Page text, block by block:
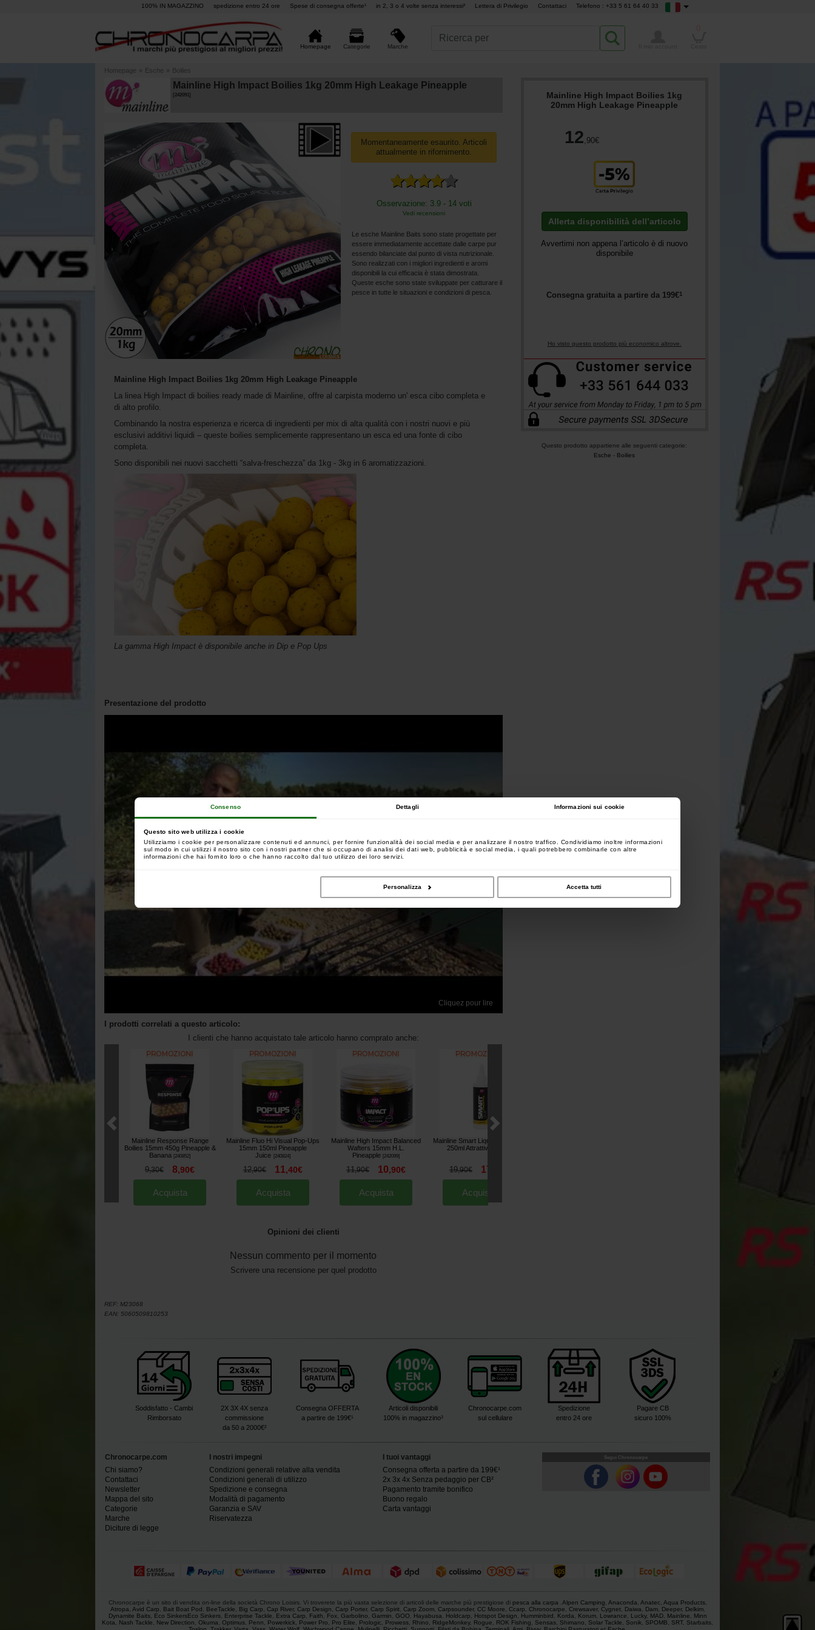
Consenso Dettagli Informazioni sui cookie
Questo sito web utilizza i cookie
Utilizziamo i cookie per personalizzare contenuti ed annunci, per fornire funzionalità dei social media e per analizzare il nostro traffico. Condividiamo inoltre informazioni
sul modo in cui utilizzi il nostro sito con i nostri partner che si occupano di analisi dei dati web, pubblicità e social media, i quali potrebbero combinarle con altre
informazioni che hai fornito loro o che hanno raccolto dal tuo utilizzo dei loro servizi.
Personalizza Accetta tutti
100% IN MAGAZZINO spedizione entro 24 ore Spese di consegna offerte¹ in 2, 3 o 4 volte senza interessi² Lettera di Privilegio Contattaci Telefono : +33 5 61 64 40 33
Homepage Categorie Marche
Homepage » Esche » Boilies
Mainline High Impact Boilies 1kg 20mm High Leakage Pineapple
242091]
Momentaneamente esaurito. Articoli
attualmente in rifornimento.
Osservazione: 3.9 - 14 voti
Vedi recensioni
Le esche Mainline Baits sono state progettate per
essere immediatamente accettate dalle carpe pur
essendo bilanciate dal punto di vista nutrizionale.
Sono realizzati con i migliori ingredienti e aromi
disponibili la cui efficacia è stata dimostrata.
Queste esche sono state sviluppate per catturare il
pesce in tutte le situazioni e condizioni di pesca.
Mainline High Impact Boilies 1kg
20mm High Leakage Pineapple
12,90€
Allerta disponibilità dell’articolo
Avvertimi non appena l’articolo è di nuovo
disponibile
Consegna gratuita a partire da 199€1
Ho visto questo prodotto più economico altrove.
Questo prodotto appartiene alle seguenti categorie:
Esche - Boilies
Mainline High Impact Boilies 1kg 20mm High Leakage Pineapple
La linea High Impact di boilies ready made di Mainline, offre al carpista moderno un' esca cibo completa e
di alto profilo.
Combinando la nostra esperienza e ricerca di ingredienti per mix di alta qualità con i nostri nuovi e più
esclusivi additivi liquidi – queste boilies semplicemente rappresentano un esca ed una fonte di cibo
completa.
Sono disponibili nei nuovi sacchetti “salva-freschezza” da 1kg - 3kg in 6 aromatizzazioni.
La gamma High Impact è disponibile anche in Dip e Pop Ups
Presentazione del prodotto
Cliquez pour lire
I prodotti correlati a questo articolo:
I clienti che hanno acquistato tale articolo hanno comprato anche:
Mainline Response Range
Boilies 15mm 450g Pineapple &
Banana
[240852]
9,30€ 8,90€
Acquista
Mainline Fluo Hi Visual Pop-Ups
15mm 150ml Pineapple
Juice
240824]
12,90€ 11,40€
Acquista
Mainline High Impact Balanced
Wafters 15mm H.L.
Pineapple [242099]
11,90€ 10,90€
Acquista
Mainline Smart Liquid Pineapple
250ml Attrattivo
19,90€ 17
Acquista
Opinioni dei clienti
Nessun commento per il momento
Scrivere una recensione per quel prodotto
REF: M23068
EAN: 5060509810253
Soddisfatto - Cambi
Rimborsato
2X 3X 4X senza
commissione
da 50 a 2000€²
Consegna OFFERTA
a partire de 199€¹
Articoli disponibili
100% in magazzino³
Chronocarpe.com
sul cellulare
Spedizione
entro 24 ore
Pagare CB
sicuro 100%
Chronocarpe.com
Chi siamo?
Contattaci
Newsletter
Mappa del sito
Categorie
Marche
Diciture di legge
I nostri impegni
Condizioni generali relative alla vendita
Condizioni generali di utilizzo
Spedizione e consegna
Modalità di pagamento
Garanzia e SAV
Riservatezza
I tuoi vantaggi
Consegna offerta a partire da 199€¹
2x 3x 4x Senza pedaggio per CB²
Pagamento tramite bonifico
Buono regalo
Carta vantaggi
Segui Chronocarpe
Chronocarpe è un sito di vendita on-line della società Chrono Loisirs. Vi troverete la più vasta selezione di articoli delle marche più prestigiose di pesca alla carpa .Alpen Camping, Anaconda, Anatec, Aqua Products,
Atropa, Avid Carp, Bait Boat Pod , BeeTackle, Big Carp, Cap River, Carp Design, Carp Porter, Carp Spirit, Carp Zoom, Carpsounder, CC Moore, Ccarp, Chronocarpe, Crewsaver, Cygnet, Daiwa, Dam, Deeper, Delkim,
Dynamite Baits, Eco SinkersEco Sinkers, Enterprise Tackle, Extra Carp, Faith, Fox, Garbolino, Garmin, GOO, Hayabusa, Holdcarp, Hotspot Design, Humminbird , Korda, Korum, Lowrance, Lucky, MAD, Mainline, Minn
Kota, Nash Tackle, New Direction, Okuma, Optimus, Penn, Powerkick, Power Pro, Pro Elite, Prologic, Prowess, Rhino, RidgeMonkey, Rogue, ROK Fishing, Sensas, Shimano, Solar Tackle, Sonik, SPOMB, SRT, Starbaits,